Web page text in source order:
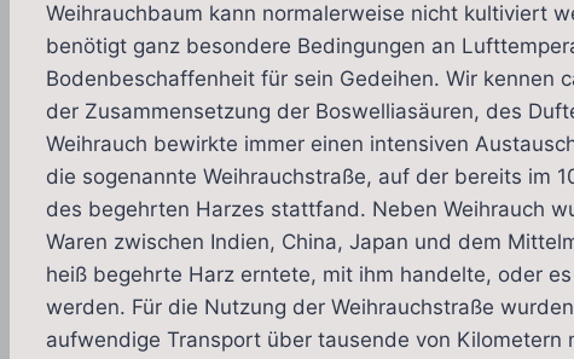
Weihrauchbaum kann normalerweise nicht kultiviert
benötigt ganz besondere Bedingungen an
Bodenbeschaffenheit für sein Gedeihen. Wir kennen
der Zusammensetzung der Boswelliasäuren, des
Weihrauch bewirkte immer einen intensiven
die sogenannte Weihrauchstraße, auf der bereits im
des begehrten Harzes stattfand. Neben Weihrauch
Waren zwischen Indien, China, Japan und dem
heiß begehrte Harz erntete, mit ihm handelte, oder
werden. Für die Nutzung der Weihrauchstraße
aufwendige Transport über tausende von Kilometern